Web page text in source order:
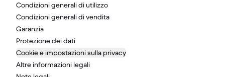
Condizioni generali di utilizzo
Condizioni generali di vendita
Garanzia
Protezione dei dati
Cookie e impostazioni sulla privacy
Altre informazioni legali